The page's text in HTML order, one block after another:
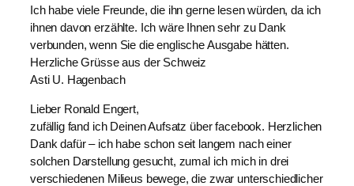
Ich habe viele Freunde, die ihn gerne lesen würden, da ich
ihnen davon erzählte. Ich wäre Ihnen sehr zu Dank
verbunden, wenn Sie die englische Ausgabe hätten.
Herzliche Grüsse aus der Schweiz
Asti U. Hagenbach
Lieber Ronald Engert,
zufällig fand ich Deinen Aufsatz über facebook. Herzlichen
Dank dafür – ich habe schon seit langem nach einer
solchen Darstellung gesucht, zumal ich mich in drei
verschiedenen Milieus bewege, die zwar unterschiedlicher